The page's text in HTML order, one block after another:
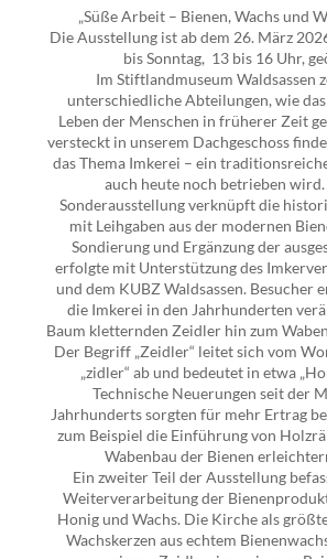
„Süße Arbeit – Bienen, Wachs und
Die Ausstellung ist ab dem 26. März
bis Sonntag, 13 bis 16 Uhr,
Im Stiftlandmuseum Waldsassen
unterschiedliche Abteilungen, wie
Leben der Menschen in früherer Zeit
versteckt in unserem Dachgeschoss
das Thema Imkerei – ein
auch heute noch betrieben
Sonderausstellung verknüpft die
mit Leihgaben aus der modernen
Sondierung und Ergänzung der
erfolgte mit Unterstützung des
und dem KUBZ Waldsassen. Besucher
die Imkerei in den Jahrhunderten
Baum kletternden Zeidler hin zum
Der Begriff „Zeidler“ leitet sich vom
„zidler“ ab und bedeutet in etwa
Technische Neuerungen seit der
Jahrhunderts sorgten für mehr Ertrag
zum Beispiel die Einführung von
Wabenbau der Bienen
Ein zweiter Teil der Ausstellung
Weiterverarbeitung der
Honig und Wachs. Die Kirche als
Wachskerzen aus echtem